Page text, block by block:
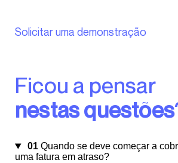
Solicitar uma demonstração
Ficou a pensar
nestas questões
01Quando se deve começar a
uma fatura em atraso?